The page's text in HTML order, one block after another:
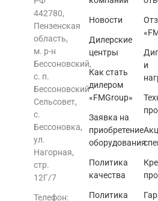
442780,
Пензенская
область,
м. р-н
Бессоновский,
с. п.
Бессоновский
Сельсовет,
с.
Бессоновка,
ул.
Нагорная,
стр.
12Г/7
Телефон:
Новости
Дилерские
центры
Как стать
дилером
«FMGroup»
Заявка на
приобретение
оборудования
Политика
качества
Политика
и